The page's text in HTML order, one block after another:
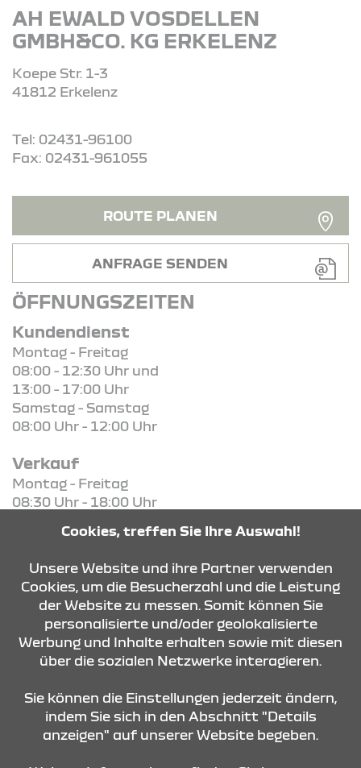
AH EWALD VOSDELLEN
GMBH&CO. KG ERKELENZ
Koepe Str. 1-3
41812 Erkelenz
Tel: 02431-96100
Fax: 02431-961055
ROUTE PLANEN
ANFRAGE SENDEN
ÖFFNUNGSZEITEN
Kundendienst
Montag - Freitag
08:00 - 12:30 Uhr und
13:00 - 17:00 Uhr
Samstag - Samstag
08:00 Uhr - 12:00 Uhr
Verkauf
Montag - Freitag
08:30 Uhr - 18:00 Uhr
08:30 Uhr - 13:00 Uhr
KONTAKT & ANFAHRT
Cookies, treffen Sie Ihre Auswahl!
Unsere Website und ihre Partner verwenden
Cookies, um die Besucherzahl und die Leistung
der Website zu messen. Somit können Sie
personalisierte und/oder geolokalisierte
Werbung und Inhalte erhalten sowie mit diesen
über die sozialen Netzwerke interagieren.
Sie können die Einstellungen jederzeit ändern,
indem Sie sich in den Abschnitt "Details
anzeigen" auf unserer Website begeben.